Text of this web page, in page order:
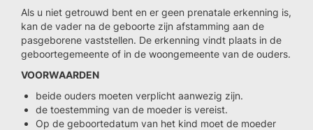
Als u niet getrouwd bent en er geen prenatale erkenning is,
kan de vader na de geboorte zijn afstamming aan de
pasgeborene vaststellen. De erkenning vindt plaats in de
geboortegemeente of in de woongemeente van de ouders.
VOORWAARDEN
beide ouders moeten verplicht aanwezig zijn.
de toestemming van de moeder is vereist.
Op de geboortedatum van het kind moet de moeder